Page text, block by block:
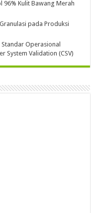
96% Kulit Bawang Merah
pada Produksi
Operasional
System Validation (CSV)